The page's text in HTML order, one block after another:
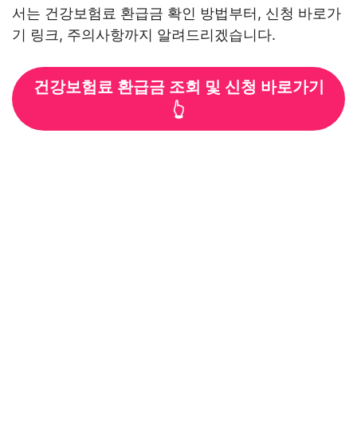
서는 건강보험료 환급금 확인 방법부터, 신청 바로가
기 링크, 주의사항까지 알려드리겠습니다.
건강보험료 환급금 조회 및 신청 바로가기
👆